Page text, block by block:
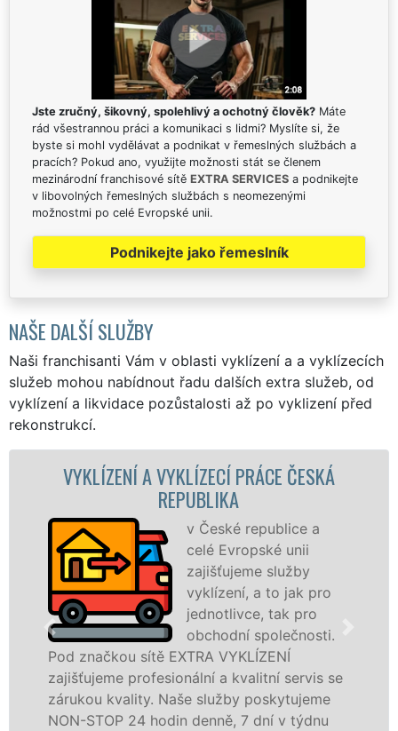
Jste zručný, šikovný, spolehlivý a ochotný člověk? Máte
rád všestrannou práci a komunikaci s lidmi? Myslíte si, že
byste si mohl vydělávat a podnikat v řemeslných službách a
pracích? Pokud ano, využijte možnosti stát se členem
mezinárodní franchisové sítě EXTRA SERVICES a podnikejte
v libovolných řemeslných službách s neomezenými
možnostmi po celé Evropské unii.
Podnikejte jako řemeslník
NAŠE DALŠÍ SLUŽBY
Naši franchisanti Vám v oblasti vyklízení a a vyklízecích
služeb mohou nabídnout řadu dalších extra služeb, od
vyklízení a likvidace pozůstalosti až po vyklizení před
rekonstrukcí.
PRÁCE ČESKÁ
České republice a
Evropské unii
služby
a to jak pro
tak pro
společnosti.
VYKLÍZENÍ
a kvalitní servis se
služby poskytujeme
7 dní v týdnu
VYKLÍZECÍ PRÁCE
v České republice a
službu jak fyzickým,
osobám se zárukou
práce, a to NON-